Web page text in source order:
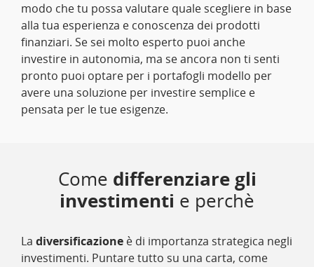
modo che tu possa valutare quale scegliere in base
alla tua esperienza e conoscenza dei prodotti
finanziari. Se sei molto esperto puoi anche
investire in autonomia, ma se ancora non ti senti
pronto puoi optare per i portafogli modello per
avere una soluzione per investire semplice e
pensata per le tue esigenze.
Come differenziare gli
investimenti e perchè
La diversificazione è di importanza strategica negli
investimenti. Puntare tutto su una carta, come